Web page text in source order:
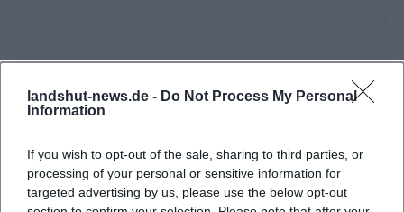
landshut-news.de - Do Not Process My Personal
Information
If you wish to opt-out of the sale, sharing to third parties, or
processing of your personal or sensitive information for
targeted advertising by us, please use the below opt-out
Map unavailable